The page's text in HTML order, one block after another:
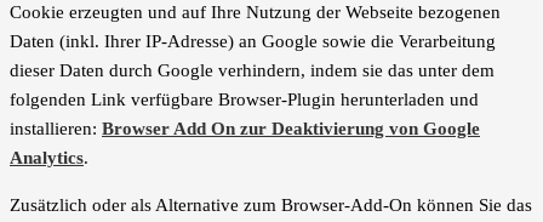
Cookie erzeugten und auf Ihre Nutzung der Webseite bezogenen
Daten (inkl. Ihrer IP-Adresse) an Google sowie die Verarbeitung
dieser Daten durch Google verhindern, indem sie das unter dem
folgenden Link verfügbare Browser-Plugin herunterladen und
installieren: Browser Add On zur Deaktivierung von Google
Analytics.
Zusätzlich oder als Alternative zum Browser-Add-On können Sie das